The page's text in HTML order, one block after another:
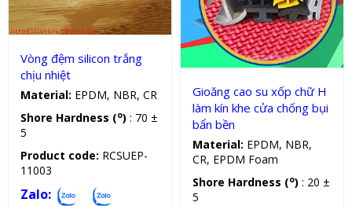
Vòng đệm silicon trắng
chịu nhiệt
Material: EPDM, NBR, CR
Shore Hardness (o) : 70 ±
5
Product code: RCSUEP-
11003
Zalo:
Gioăng silicon, cao su chữ H
Gioăng cao su xốp chữ H
làm kín khe cửa chống bụi
bẩn bền
Material: EPDM, NBR,
CR, EPDM Foam
Shore Hardness (o) : 20 ±
5